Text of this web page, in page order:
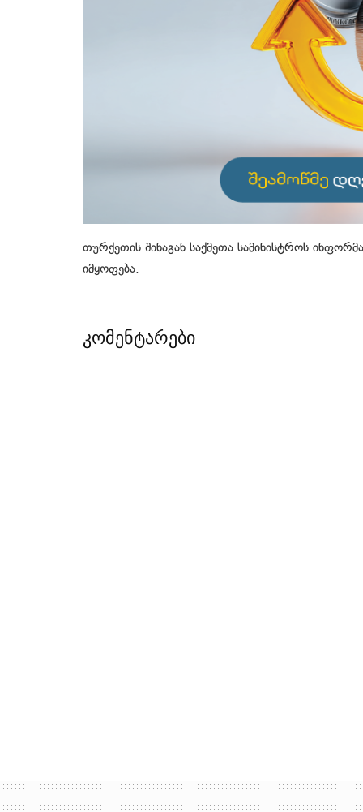
თურქეთის შინაგან საქმეთა სამინისტროს
იმყოფება.
კომენტარები